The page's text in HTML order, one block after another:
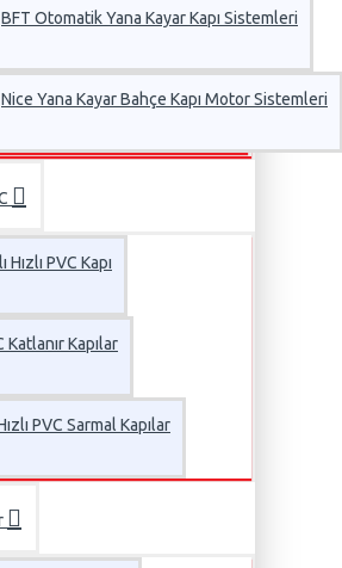
BFT Otomatik Yana Kayar Kapı Sistemleri
Nice Yana Kayar Bahçe Kapı Motor Sistemleri
Hızlı PVC Kapı
Katlanır Kapılar
PVC Sarmal Kapılar